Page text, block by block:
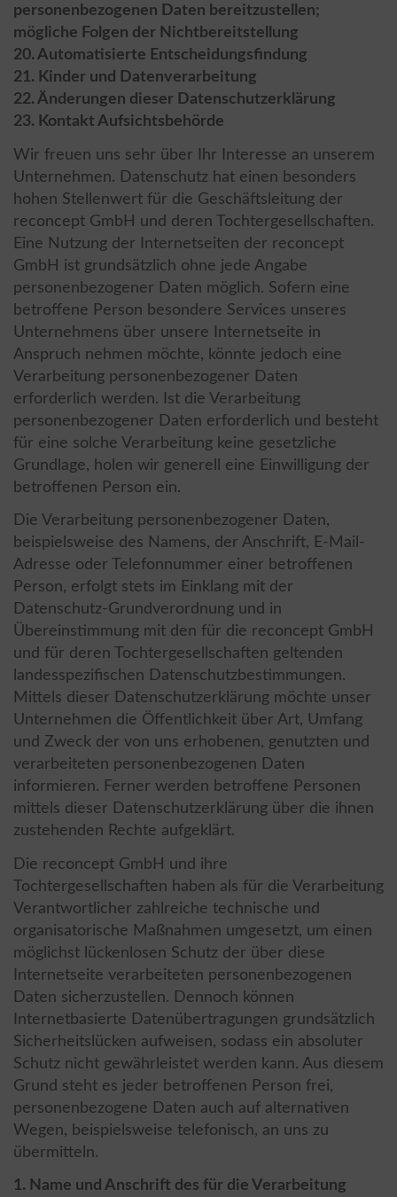
personenbezogenen Daten bereitzustellen;
mögliche Folgen der Nichtbereitstellung
20. Automatisierte Entscheidungsfindung
21. Kinder und Datenverarbeitung
22. Änderungen dieser Datenschutzerklärung
23. Kontakt Aufsichtsbehörde
Wir freuen uns sehr über Ihr Interesse an unserem
Unternehmen. Datenschutz hat einen besonders
hohen Stellenwert für die Geschäftsleitung der
reconcept GmbH und deren Tochtergesellschaften.
Eine Nutzung der Internetseiten der reconcept
GmbH ist grundsätzlich ohne jede Angabe
personenbezogener Daten möglich. Sofern eine
betroffene Person besondere Services unseres
Unternehmens über unsere Internetseite in
Anspruch nehmen möchte, könnte jedoch eine
Verarbeitung personenbezogener Daten
erforderlich werden. Ist die Verarbeitung
personenbezogener Daten erforderlich und besteht
für eine solche Verarbeitung keine gesetzliche
Grundlage, holen wir generell eine Einwilligung der
betroffenen Person ein.
Die Verarbeitung personenbezogener Daten,
beispielsweise des Namens, der Anschrift, E-Mail-
Adresse oder Telefonnummer einer betroffenen
Person, erfolgt stets im Einklang mit der
Datenschutz-Grundverordnung und in
Übereinstimmung mit den für die reconcept GmbH
und für deren Tochtergesellschaften geltenden
landesspezifischen Datenschutzbestimmungen.
Mittels dieser Datenschutzerklärung möchte unser
Unternehmen die Öffentlichkeit über Art, Umfang
und Zweck der von uns erhobenen, genutzten und
verarbeiteten personenbezogenen Daten
informieren. Ferner werden betroffene Personen
mittels dieser Datenschutzerklärung über die ihnen
zustehenden Rechte aufgeklärt.
Die reconcept GmbH und ihre
Tochtergesellschaften haben als für die Verarbeitung
Verantwortlicher zahlreiche technische und
organisatorische Maßnahmen umgesetzt, um einen
möglichst lückenlosen Schutz der über diese
Internetseite verarbeiteten personenbezogenen
Daten sicherzustellen. Dennoch können
Internetbasierte Datenübertragungen grundsätzlich
Sicherheitslücken aufweisen, sodass ein absoluter
Schutz nicht gewährleistet werden kann. Aus diesem
Grund steht es jeder betroffenen Person frei,
personenbezogene Daten auch auf alternativen
Wegen, beispielsweise telefonisch, an uns zu
übermitteln.
1. Name und Anschrift des für die Verarbeitung